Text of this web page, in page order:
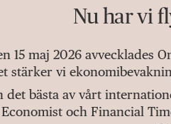
Nu har vi
15 maj 2026 avvecklades
stärker vi
det bästa av vårt
och Financial